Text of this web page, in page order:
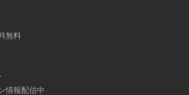
無料
情報配信中